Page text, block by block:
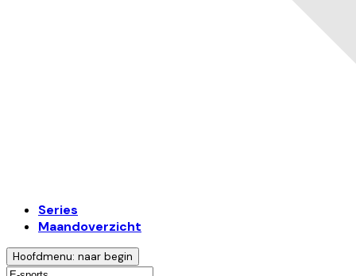
Series
Maandoverzicht
Hoofdmenu: naar begin